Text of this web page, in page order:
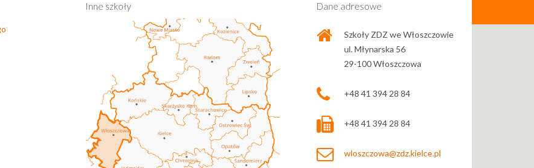
Inne szkoły Dane adresowe
Szkoły ZDZ we Włoszczowie
ul. Młynarska 56
29-100 Włoszczowa
+48 41 394 28 84
+48 41 394 28 84
wloszczowa@zdz.kielce.pl